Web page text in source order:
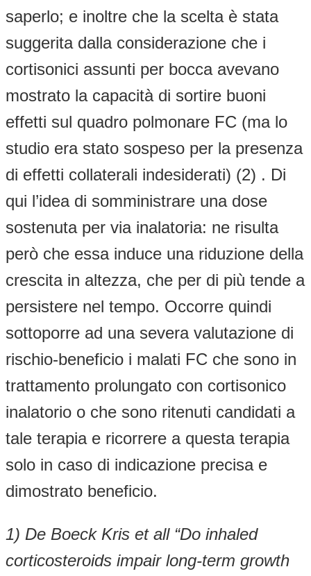
saperlo; e inoltre che la scelta è stata
suggerita dalla considerazione che i
cortisonici assunti per bocca avevano
mostrato la capacità di sortire buoni
effetti sul quadro polmonare FC (ma lo
studio era stato sospeso per la presenza
di effetti collaterali indesiderati) (2) . Di
qui l’idea di somministrare una dose
sostenuta per via inalatoria: ne risulta
però che essa induce una riduzione della
crescita in altezza, che per di più tende a
persistere nel tempo. Occorre quindi
sottoporre ad una severa valutazione di
rischio-beneficio i malati FC che sono in
trattamento prolungato con cortisonico
inalatorio o che sono ritenuti candidati a
tale terapia e ricorrere a questa terapia
solo in caso di indicazione precisa e
dimostrato beneficio.
1) De Boeck Kris et all “Do inhaled
corticosteroids impair long-term growth